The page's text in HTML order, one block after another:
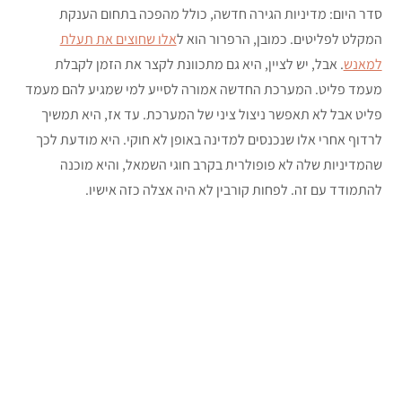
סדר היום: מדיניות הגירה חדשה, כולל מהפכה בתחום הענקת
המקלט לפליטים. כמובן, הרפרור הוא לאלו שחוצים את תעלת
למאנש. אבל, יש לציין, היא גם מתכוונת לקצר את הזמן לקבלת
מעמד פליט. המערכת החדשה אמורה לסייע למי שמגיע להם מעמד
פליט אבל לא תאפשר ניצול ציני של המערכת. עד אז, היא תמשיך
לרדוף אחרי אלו שנכנסים למדינה באופן לא חוקי. היא מודעת לכך
שהמדיניות שלה לא פופולרית בקרב חוגי השמאל, והיא מוכנה
להתמודד עם זה. לפחות קורבין לא היה אצלה כזה אישיו.